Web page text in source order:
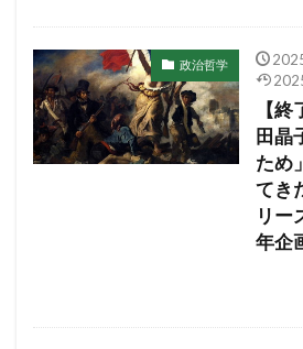
政治哲学
【
田晶
ため
てき
リー
年企